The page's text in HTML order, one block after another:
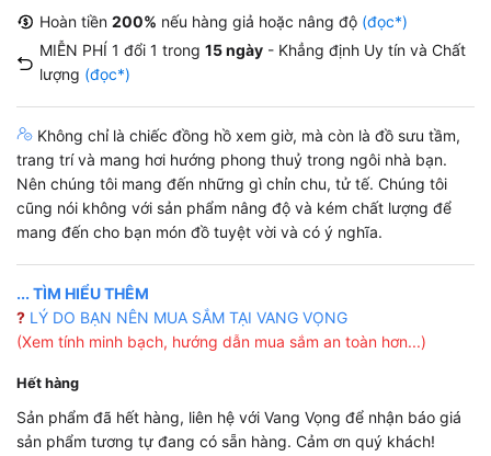
Hoàn tiền 200% nếu hàng giả hoặc nâng độ (đọc*)
MIỄN PHÍ 1 đổi 1 trong 15 ngày - Khẳng định Uy tín và Chất
lượng (đọc*)
Không chỉ là chiếc đồng hồ xem giờ, mà còn là đồ sưu tầm,
trang trí và mang hơi hướng phong thuỷ trong ngôi nhà bạn.
Nên chúng tôi mang đến những gì chỉn chu, tử tế. Chúng tôi
cũng nói không với sản phẩm nâng độ và kém chất lượng để
mang đến cho bạn món đồ tuyệt vời và có ý nghĩa.
... TÌM HIỂU THÊM
? LÝ DO BẠN NÊN MUA SẮM TẠI VANG VỌNG
(Xem tính minh bạch, hướng dẫn mua sắm an toàn hơn...)
Hết hàng
Sản phẩm đã hết hàng, liên hệ với Vang Vọng để nhận báo giá
sản phẩm tương tự đang có sẵn hàng. Cảm ơn quý khách!